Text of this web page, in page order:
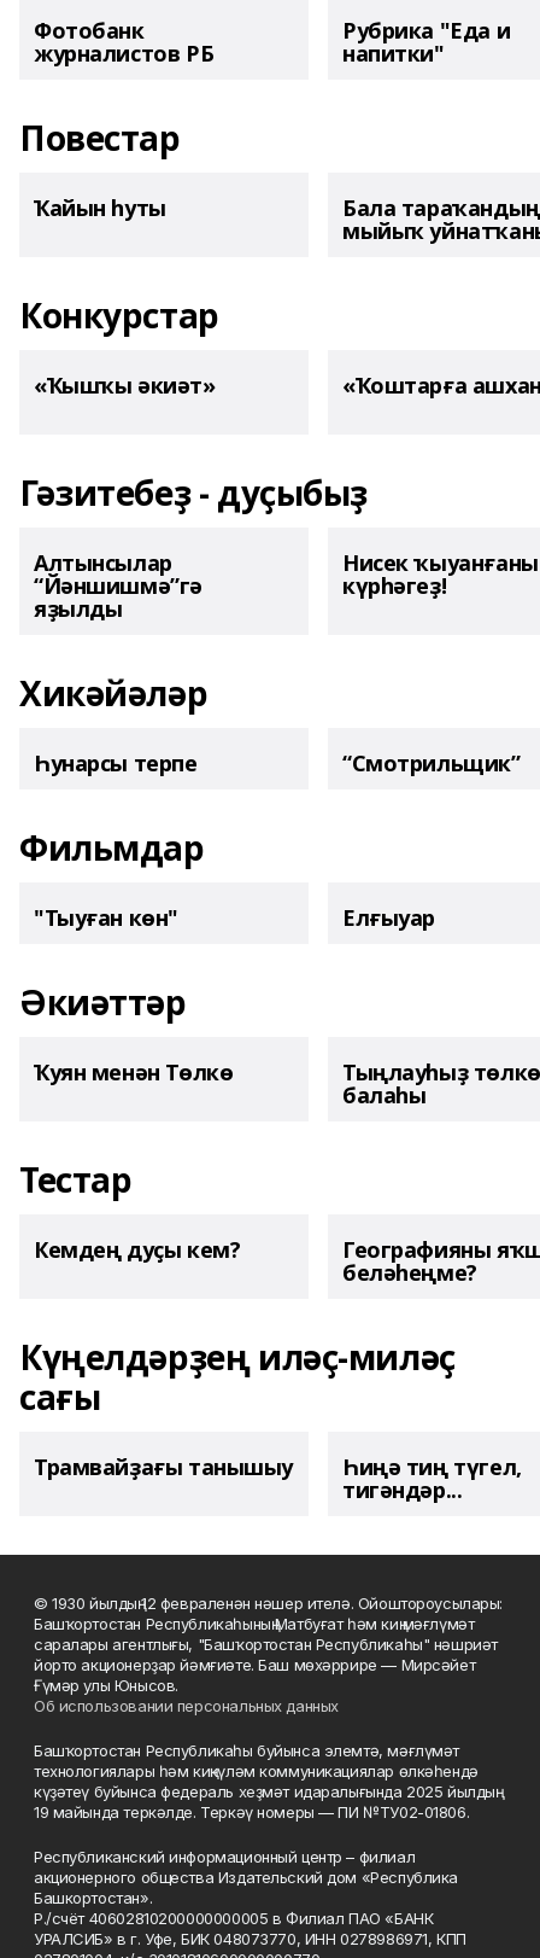
Фотобанк
журналистов РБ
Рубрика "Еда и
напитки"
Повестар
Ҡайын һуты Бала тараҡандың
мыйыҡ
Конкурстар
«Ҡышҡы әкиәт» «Ҡоштарға
Гәзитебеҙ - дуҫыбыҙ
Алтынсылар
“Йәншишмә”гә
яҙылды
Нисек
күрһәгеҙ!
Хикәйәләр
Һунарсы терпе “Смотрильщик”
Фильмдар
"Тыуған көн" Елғыуар
Әкиәттәр
Ҡуян менән Төлкө Тыңлауһыҙ төлкө
балаһы
Тестар
Кемдең дуҫы кем? Географияны
беләһеңме?
Күңелдәрҙең иләҫ-миләҫ
сағы
Трамвайҙағы танышыу Һиңә тиң түгел,
тигәндәр...
© 1930 йылдың 12 февраленән нәшер ителә. Ойоштороусылары:
Башҡортостан Республикаһының Матбуғат һәм киң мәғлүмәт
саралары агентлығы, "Башҡортостан Республикаһы" нәшриәт
йорто акционерҙар йәмғиәте. Баш мөхәррире — Мирсәйет
Ғүмәр улы Юнысов.
Об использовании персональных данных
Башҡортостан Республикаһы буйынса элемтә, мәғлүмәт
технологиялары һәм киңкүләм коммуникациялар өлкәһендә
күҙәтеү буйынса федераль хеҙмәт идаралығында 2025 йылдың
19 майында теркәлде. Теркәү номеры — ПИ №ТУ02-01806.
Республиканский информационный центр – филиал
акционерного общества Издательский дом «Республика
Башкортостан».
Р./счёт 40602810200000000005 в Филиал ПАО «БАНК
УРАЛСИБ» в г. Уфе, БИК 048073770, ИНН 0278986971, КПП